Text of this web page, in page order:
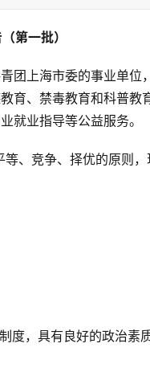
第一批）
团上海市委的事业单位
育、禁毒教育和科普教育
就业指导等公益服务。
、竞争、择优的原则，
度，具有良好的政治素